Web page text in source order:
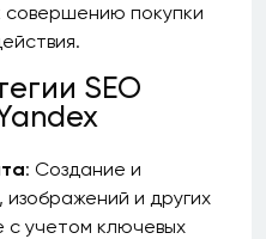
совершению покупки
SEO
: Создание и
изображений и других
с учетом ключевых